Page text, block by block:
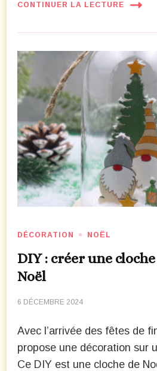
CONTINUER LA LECTURE
DÉCORATION NOËL
DIY : créer une
Noël
6 DÉCEMBRE 2024
Avec l’arrivée des fêtes de
propose une décoration sur
Ce DIY est une cloche de